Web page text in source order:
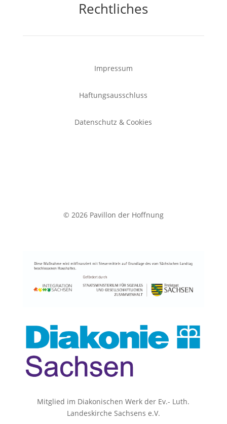
Rechtliches
Impressum
Haftungsausschluss
Datenschutz & Cookies
© 2026 Pavillon der Hoffnung
Mitglied im Diakonischen Werk der Ev.- Luth.
Landeskirche Sachsens e.V.